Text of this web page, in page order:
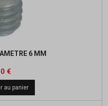
6 MM
€
au panier